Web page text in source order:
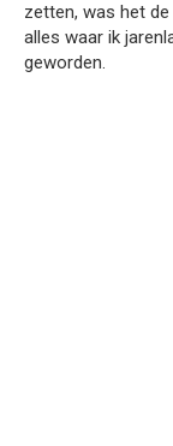
zetten, was het
alles waar ik
geworden.